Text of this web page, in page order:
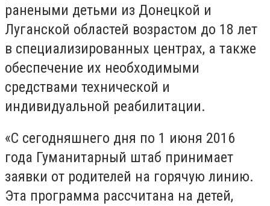
ранеными детьми из Донецкой и
Луганской областей возрастом до 18 лет
в специализированных центрах, а также
обеспечение их необходимыми
средствами технической и
индивидуальной реабилитации.
«С сегодняшнего дня по 1 июня 2016
года Гуманитарный штаб принимает
заявки от родителей на горячую линию.
Эта программа рассчитана на детей,